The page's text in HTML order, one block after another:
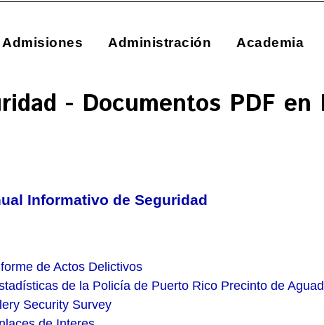
Admisiones Administración Academia
- Documentos PDF en
Informativo de Seguridad
de Actos Delictivos
de la Policía de Puerto Rico Precinto de
Security Survey